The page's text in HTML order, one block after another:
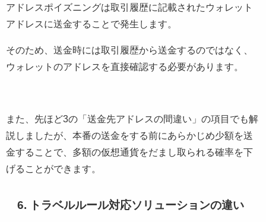
アドレスポイズニングは取引履歴に記載されたウォレット
アドレスに送金することで発生します。
そのため、送金時には取引履歴から送金するのではなく、
ウォレットのアドレスを直接確認する必要があります。
また、先ほど3の「送金先アドレスの間違い」の項目でも解
説しましたが、本番の送金をする前にあらかじめ少額を送
金することで、多額の仮想通貨をだまし取られる確率を下
げることができます。
6. トラベルルール対応ソリューションの違い